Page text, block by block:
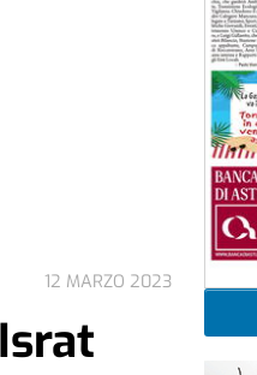
12 MARZO 2023